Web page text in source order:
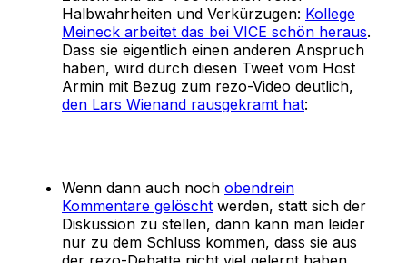
Halbwahrheiten und Verkürzugen: Kollege
Meineck arbeitet das bei VICE schön heraus.
Dass sie eigentlich einen anderen Anspruch
haben, wird durch diesen Tweet vom Host
Armin mit Bezug zum rezo-Video deutlich,
den Lars Wienand rausgekramt hat:
Wenn dann auch noch obendrein
Kommentare gelöscht werden, statt sich der
Diskussion zu stellen, dann kann man leider
nur zu dem Schluss kommen, dass sie aus